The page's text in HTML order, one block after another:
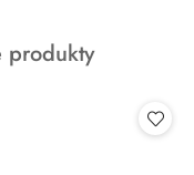
produkty